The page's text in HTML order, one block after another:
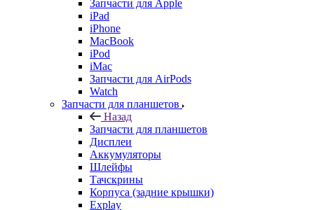
Запчасти для Apple
iPad
iPhone
MacBook
iPod
iMac
Запчасти для AirPods
Watch
Запчасти для планшетов
Назад
Запчасти для планшетов
Дисплеи
Аккумуляторы
Шлейфы
Тачскрины
Корпуса (задние крышки)
Explay